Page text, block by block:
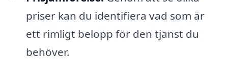
priser kan du identifiera vad som är
ett rimligt belopp för den tjänst du
behöver.